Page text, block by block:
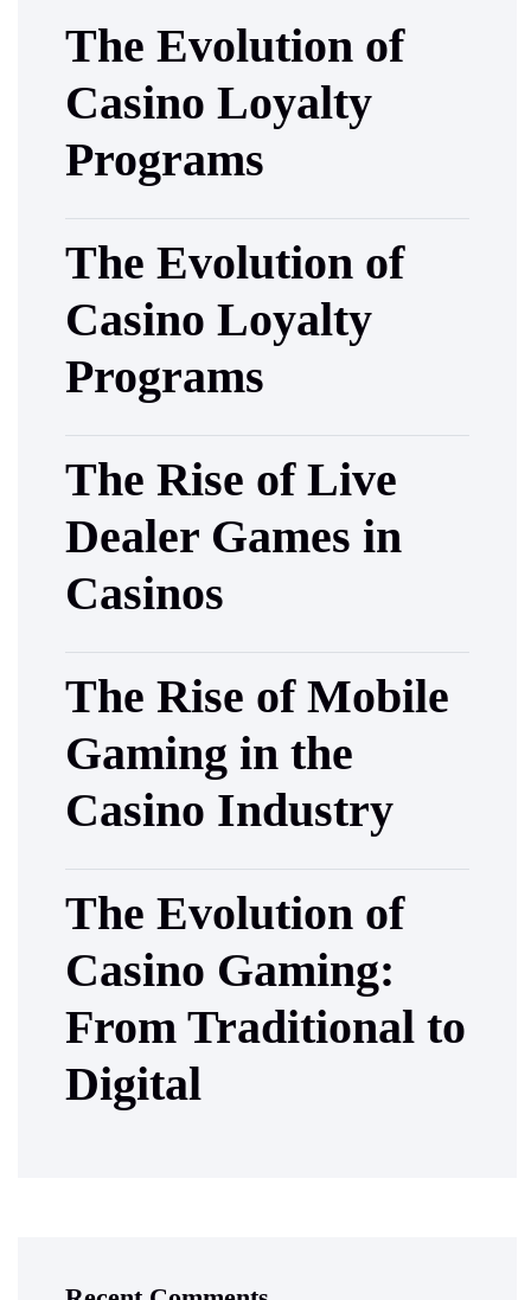
The Evolution of
Casino Loyalty
Programs
The Evolution of
Casino Loyalty
Programs
The Rise of Live
Dealer Games in
Casinos
The Rise of Mobile
Gaming in the
Casino Industry
The Evolution of
Casino Gaming:
From Traditional to
Digital